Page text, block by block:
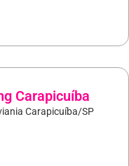
Carapicuíba
Carapicuíba/SP